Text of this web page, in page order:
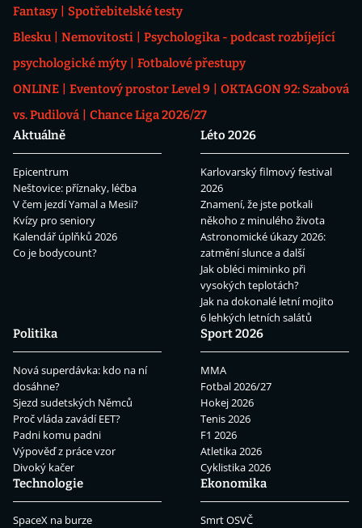
Fantasy
Spotřebitelské testy
Blesku
Nemovitosti
Psychologika - podcast rozbíjející
psychologické mýty
Fotbalové přestupy
ONLINE
Eventový prostor Level 9
OKTAGON 92: Szabová
vs. Pudilová
Chance Liga 2026/27
Aktuálně
Epicentrum
Neštovice: příznaky, léčba
V čem jezdí Yamal a Mesii?
Kvízy pro seniory
Kalendář úplňků 2026
Co je bodycount?
Léto 2026
Karlovarský filmový festival
2026
Znamení, že jste potkali
někoho z minulého života
Astronomické úkazy 2026:
zatmění slunce a další
Jak obléci miminko při
vysokých teplotách?
Jak na dokonalé letní mojito
6 lehkých letních salátů
Politika
Nová superdávka: kdo na ní
dosáhne?
Sjezd sudetských Němců
Proč vláda zavádí EET?
Padni komu padni
Výpověď z práce vzor
Divoký kačer
Sport 2026
MMA
Fotbal 2026/27
Hokej 2026
Tenis 2026
F1 2026
Atletika 2026
Cyklistika 2026
Technologie
SpaceX na burze
Ekonomika
Smrt OSVČ